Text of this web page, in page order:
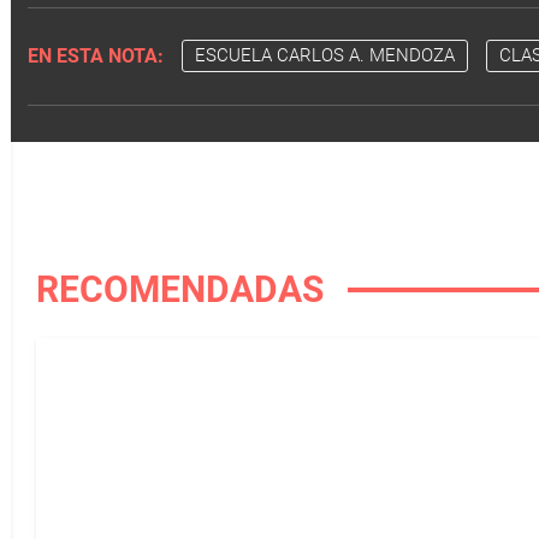
EN ESTA NOTA: ESCUELA CARLOS A. MENDOZA
RECOMENDADAS